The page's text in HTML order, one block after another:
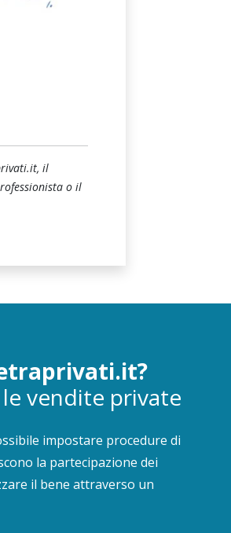
il
o il
vendite private
impostare procedure di
la partecipazione dei
il bene attraverso un